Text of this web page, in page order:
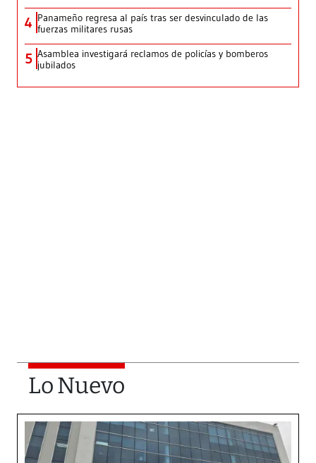
4 Panameño regresa al país tras ser desvinculado de las
fuerzas militares rusas
5 Asamblea investigará reclamos de policías y bomberos
jubilados
Lo Nuevo